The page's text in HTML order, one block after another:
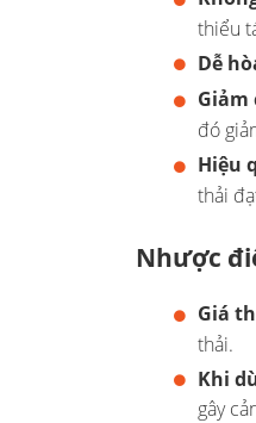
thiểu
Dễ
Giảm
đó
Hiệu
thải
Nhược
Giá
thải.
Khi
gây